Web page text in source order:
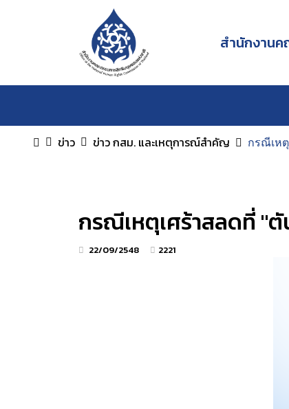
สำนักงาน
ข่าว ข่าว กสม. และเหตุการณ์สำคัญ กรณีเห
กรณีเหตุเศร้าสลดที่ "
22/09/2548 2221